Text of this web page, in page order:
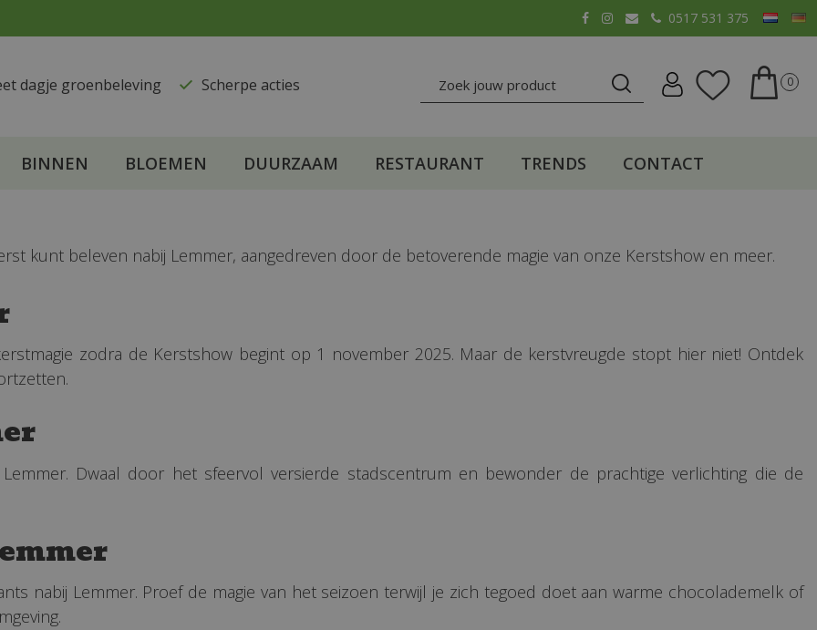
0517 531 375
dagje groenbeleving ​Scherpe acties
BINNEN BLOEMEN DUURZAAM RESTAURANT TRENDS CONTACT
kunt beleven nabij Lemmer, aangedreven door de betoverende magie van onze Kerstshow en meer.
zodra de Kerstshow begint op 1 november 2025. Maar de kerstvreugde stopt hier niet! Ontdek
Dwaal door het sfeervol versierde stadscentrum en bewonder de prachtige verlichting die de
nabij Lemmer. Proef de magie van het seizoen terwijl je zich tegoed doet aan warme chocolademelk of